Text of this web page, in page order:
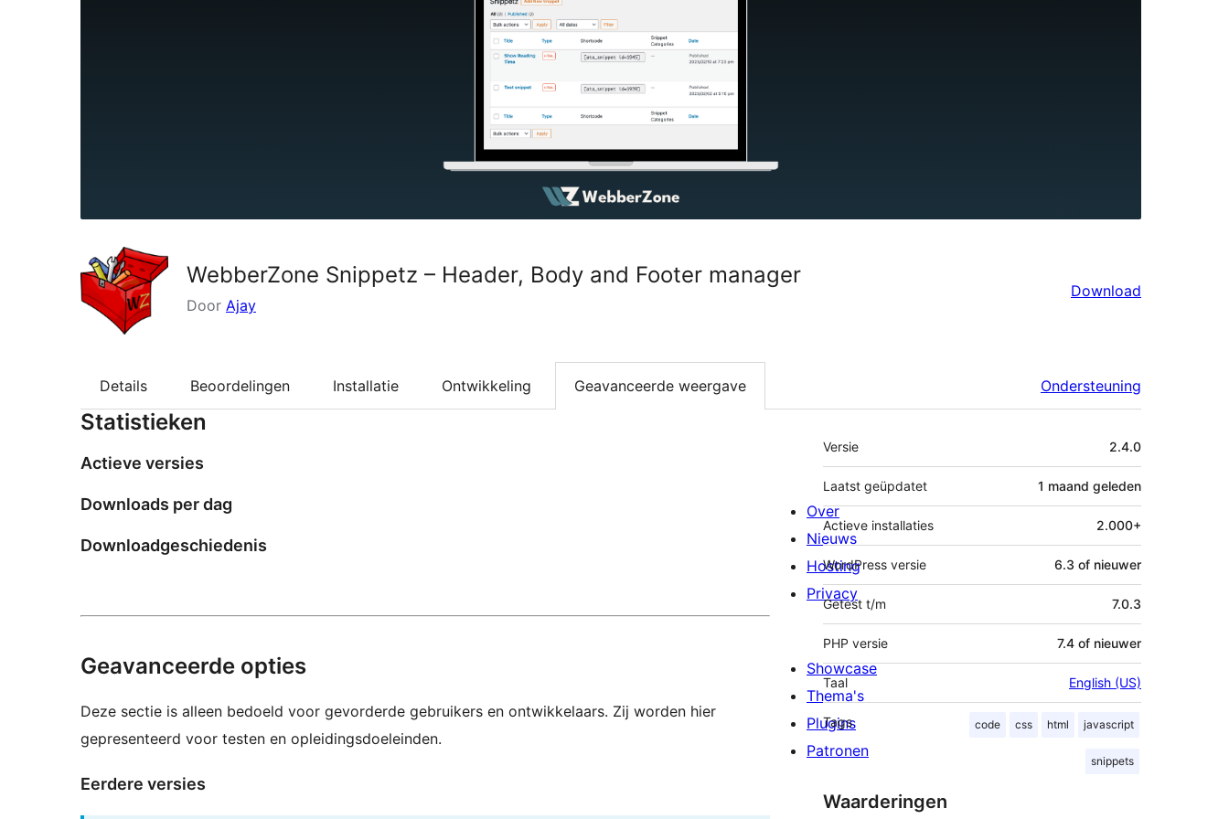
WebberZone Snippetz – Header, Body and Footer manager
Door Ajay
Download
Details Beoordelingen Installatie Ontwikkeling Geavanceerde weergave Ondersteuning
Statistieken
Actieve versies
Downloads per dag
Downloadgeschiedenis
Geavanceerde opties
Deze sectie is alleen bedoeld voor gevorderde gebruikers en ontwikkelaars. Zij worden hier
gepresenteerd voor testen en opleidingsdoeleinden.
Eerdere versies
Meta
Versie 2.4.0
Laatst geüpdatet 1 maand geleden
Actieve installaties 2.000+
WordPress versie 6.3 of nieuwer
Getest t/m 7.0.3
PHP versie 7.4 of nieuwer
Taal English (US)
Tags code css html javascript
snippets
Waarderingen
Over
Nieuws
Hosting
Privacy
Showcase
Thema's
Plugins
Patronen